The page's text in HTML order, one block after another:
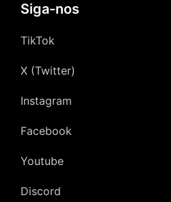
Siga-nos
TikTok
X (Twitter)
Instagram
Facebook
Youtube
Discord